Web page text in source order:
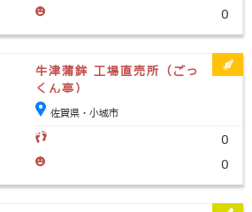
0
牛津蒲鉾 工場直売所（ごっ
くん亭）
佐賀県・小城市
0
0